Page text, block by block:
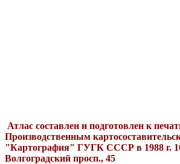
Атлас составлен и подготовлен к
Производственным
"Картография" ГУГК СССР в 1988 г.
Волгоградский просп., 45